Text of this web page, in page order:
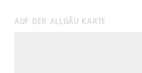
AUF DER ALLGÄU KARTE